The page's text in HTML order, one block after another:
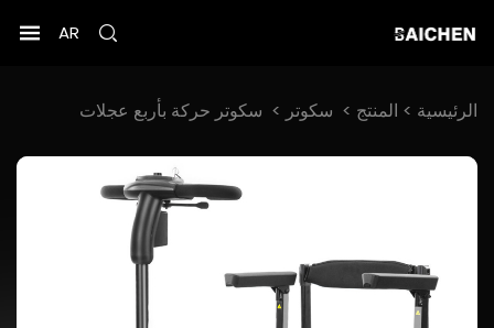
AR
الرئيسية > المنتج > سكوتر > سكوتر حركة بأربع عجلات